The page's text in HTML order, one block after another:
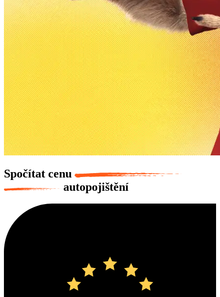
Spočítat cenu
autopojištění